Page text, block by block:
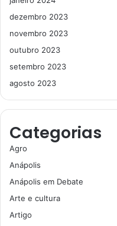
dezembro 2023
novembro 2023
outubro 2023
setembro 2023
agosto 2023
Categorias
Agro
Anápolis
Anápolis em Debate
Arte e cultura
Artigo